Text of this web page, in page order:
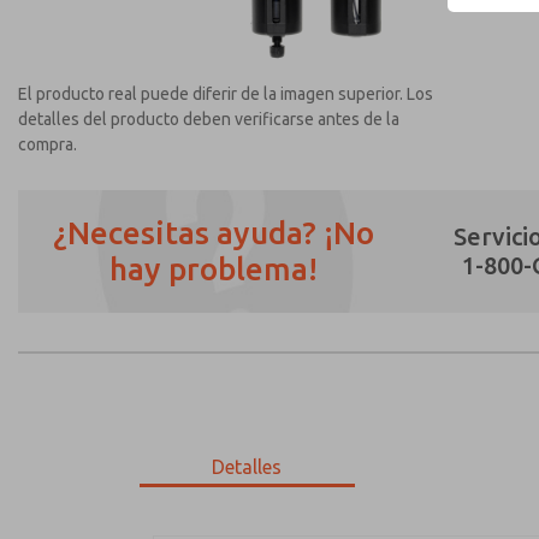
El producto real puede diferir de la imagen superior. Los
detalles del producto deben verificarse antes de la
compra.
¿Necesitas ayuda? ¡No
hay problema!
1-800-
Detalles
¿Método de Contacto Preferido?
Envíenme actualizaciones periódicas
*Sí, he leído la política de privacidad y
únicamente con fines estrictamente